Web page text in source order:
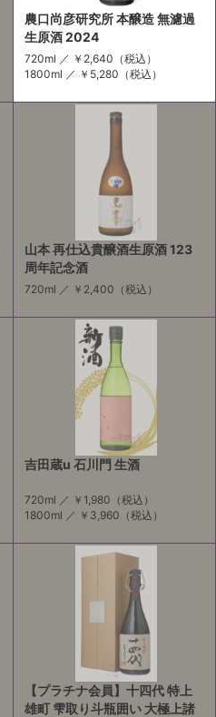
農口尚彦研究所 本醸造 無濾過
生原酒 2024
720ml ／ ￥2,640 （税込）
1800ml ／ ￥5,280 （税込）
山本 再仕込貴醸酒生原酒 123
周年記念酒
720ml ／ ￥2,400 （税込）
吉田蔵u 石川門 生酒
720ml ／ ￥1,980 （税込）
1800ml ／ ￥3,960 （税込）
【プラチナ会員】十四代 特上
雄町 雫取り斗瓶囲い 大極上諸